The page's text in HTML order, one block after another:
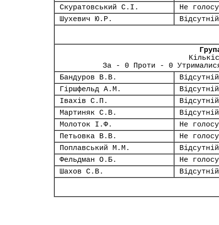
Скуратовський С.І.
Не
Шухевич Ю.Р.
Відсутній
За - 0 Проти - 0
Бандуров В.В.
Відсутній
Гіршфельд А.М.
Відсутній
Івахів С.П.
Відсутній
Мартиняк С.В.
Відсутній
Молоток І.Ф.
Не
Петьовка В.В.
Не
Поплавський М.М.
Відсутній
Фельдман О.Б.
Не
Шахов С.В.
Відсутній